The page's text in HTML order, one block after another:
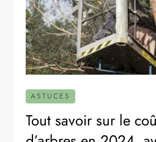
ASTUCES
Tout savoir sur le